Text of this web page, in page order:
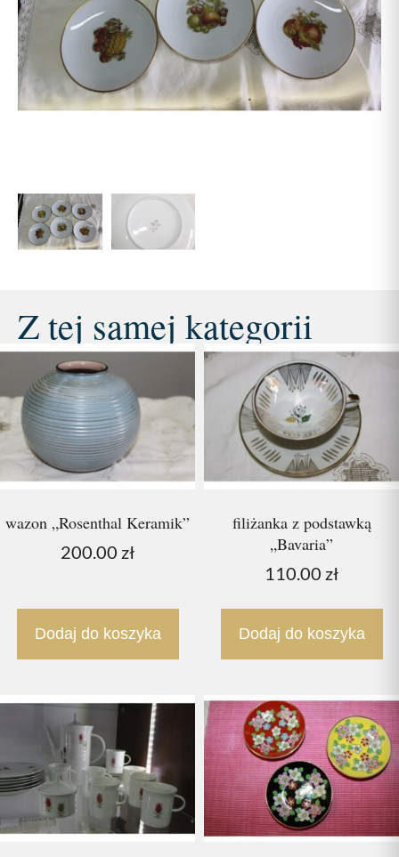
Z tej samej kategorii
wazon „Rosenthal Keramik”
200.00 zł
Dodaj do koszyka
filiżanka z podstawką
„Bavaria”
110.00 zł
Dodaj do koszyka